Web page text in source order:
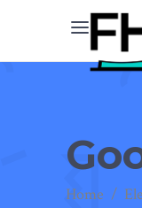
Home /